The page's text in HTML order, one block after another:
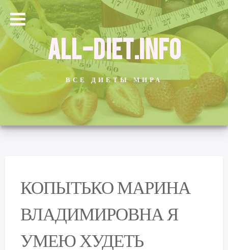
ALL-DIET.INFO
ВСЕ ДИЕТЫ МИРА
КОПЫТЬКО МАРИНА
ВЛАДИМИРОВНА Я
УМЕЮ ХУДЕТЬ